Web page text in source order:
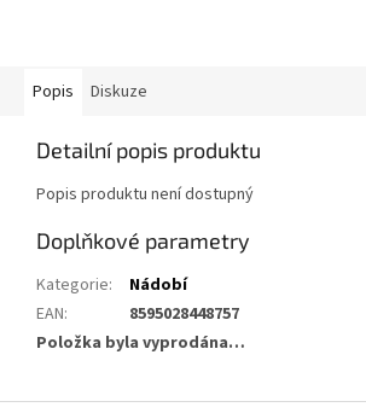
Popis Diskuze
Detailní popis produktu
Popis produktu není dostupný
Doplňkové parametry
Kategorie:
Nádobí
EAN:
8595028448757
Položka byla vyprodána…